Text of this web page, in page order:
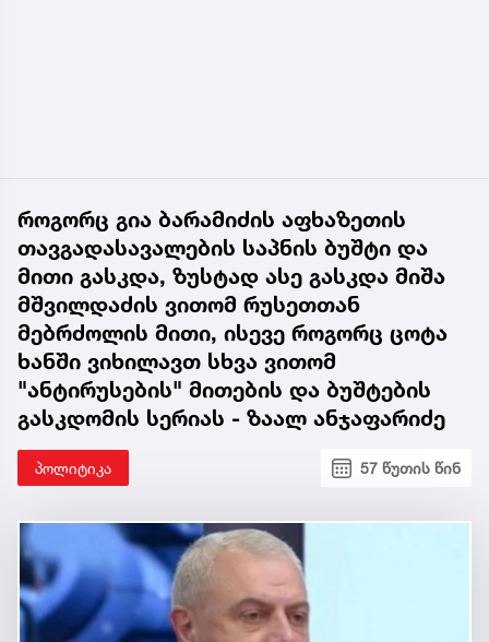
როგორც გია ბარამიძის აფხაზეთის
თავგადასავალების საპნის ბუშტი და
მითი გასკდა, ზუსტად ასე გასკდა მიშა
მშვილდაძის ვითომ რუსეთთან
მებრძოლის მითი, ისევე როგორც ცოტა
ხანში ვიხილავთ სხვა ვითომ
"ანტირუსების" მითების და ბუშტების
გასკდომის სერიას - ზაალ ანჯაფარიძე
პოლიტიკა 57 წუთის წინ